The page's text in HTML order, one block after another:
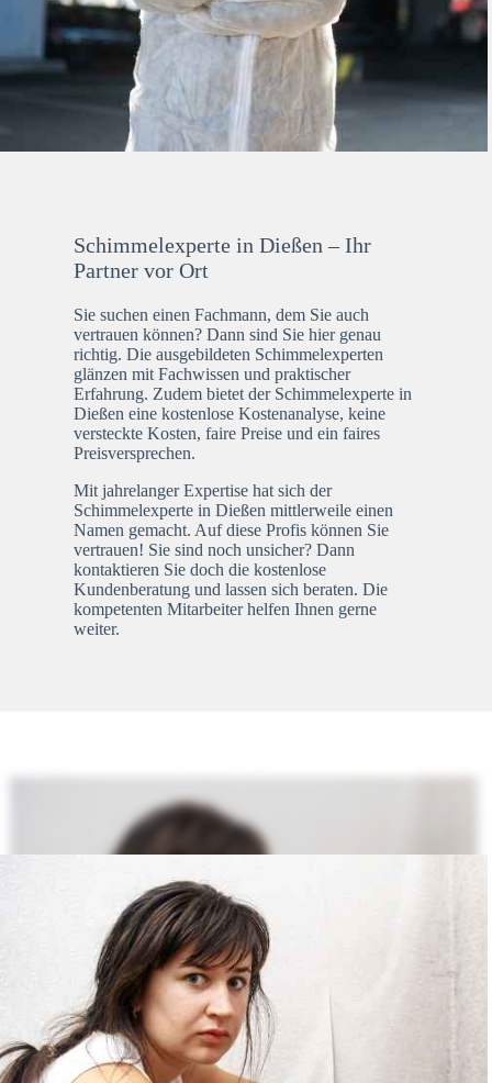
Schimmelexperte in Dießen – Ihr
Partner vor Ort
Sie suchen einen Fachmann, dem Sie auch
vertrauen können? Dann sind Sie hier genau
richtig. Die ausgebildeten Schimmelexperten
glänzen mit Fachwissen und praktischer
Erfahrung. Zudem bietet der Schimmelexperte in
Dießen eine kostenlose Kostenanalyse, keine
versteckte Kosten, faire Preise und ein faires
Preisversprechen.
Mit jahrelanger Expertise hat sich der
Schimmelexperte in Dießen mittlerweile einen
Namen gemacht. Auf diese Profis können Sie
vertrauen! Sie sind noch unsicher? Dann
kontaktieren Sie doch die kostenlose
Kundenberatung und lassen sich beraten. Die
kompetenten Mitarbeiter helfen Ihnen gerne
weiter.